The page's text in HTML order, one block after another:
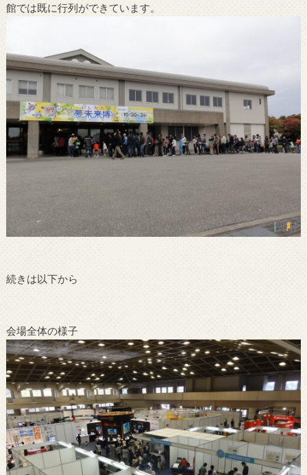
館では既に行列ができています。
続きは以下から
会場全体の様子